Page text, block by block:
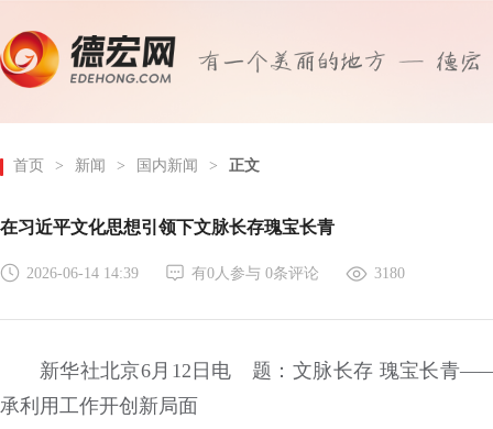
首页 > 新闻 > 国内新闻 > 正文
在习近平文化思想引领下文脉长存瑰宝长青
2026-06-14 14:39 有0人参与 0条评论 3180
新华社北京6月12日电 题：文脉长存 瑰宝长青
承利用工作开创新局面